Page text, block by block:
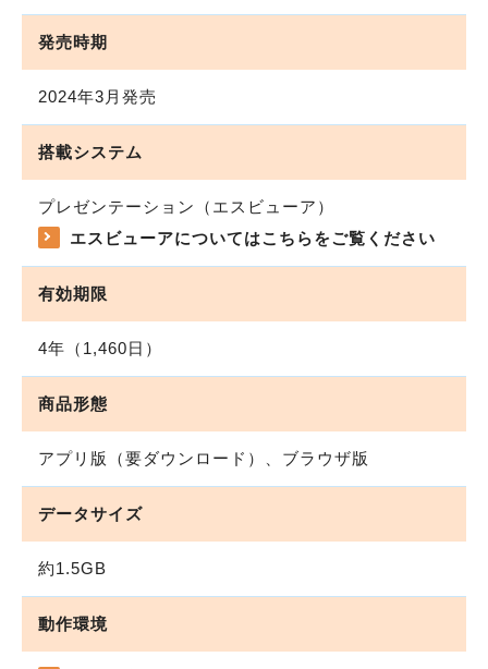
発売時期
2024年3月発売
搭載システム
プレゼンテーション（エスビューア）
エスビューアについてはこちらをご覧ください
有効期限
4年（1,460日）
商品形態
アプリ版（要ダウンロード）、ブラウザ版
データサイズ
約1.5GB
動作環境